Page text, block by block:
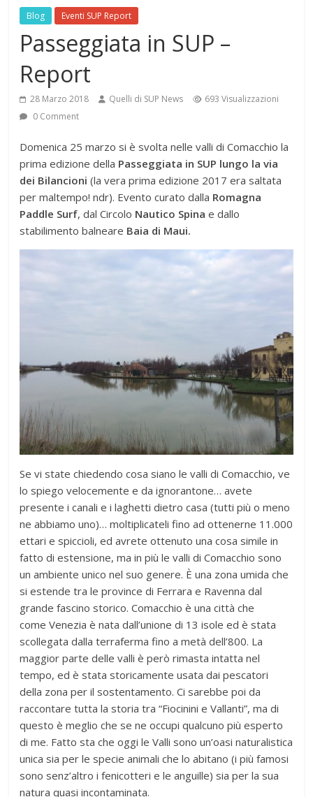
Blog Eventi SUP Report
Passeggiata in SUP –
Report
28 Marzo 2018 Quelli di SUP News
693 Visualizzazioni
0 Comment
Domenica 25 marzo si è svolta nelle valli di Comacchio la
prima edizione della Passeggiata in SUP lungo la via
dei Bilancioni (la vera prima edizione 2017 era saltata
per maltempo! ndr). Evento curato dalla Romagna
Paddle Surf, dal Circolo Nautico Spina e dallo
stabilimento balneare Baia di Maui.
Se vi state chiedendo cosa siano le valli di Comacchio, ve
lo spiego velocemente e da ignorantone… avete
presente i canali e i laghetti dietro casa (tutti più o meno
ne abbiamo uno)… moltiplicateli fino ad ottenerne 11.000
ettari e spiccioli, ed avrete ottenuto una cosa simile in
fatto di estensione, ma in più le valli di Comacchio sono
un ambiente unico nel suo genere. È una zona umida che
si estende tra le province di Ferrara e Ravenna dal
grande fascino storico. Comacchio è una città che
come Venezia è nata dall’unione di 13 isole ed è stata
scollegata dalla terraferma fino a metà dell’800. La
maggior parte delle valli è però rimasta intatta nel
tempo, ed è stata storicamente usata dai pescatori
della zona per il sostentamento. Ci sarebbe poi da
raccontare tutta la storia tra “Fiocinini e Vallanti”, ma di
questo è meglio che se ne occupi qualcuno più esperto
di me. Fatto sta che oggi le Valli sono un’oasi naturalistica
unica sia per le specie animali che lo abitano (i più famosi
sono senz’altro i fenicotteri e le anguille) sia per la sua
natura quasi incontaminata.